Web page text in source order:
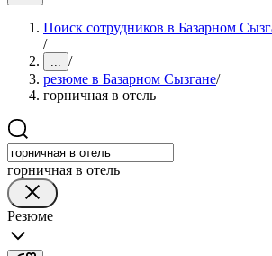
Поиск сотрудников в Базарном
/
... /
резюме в Базарном Сызгане/
горничная в отель
горничная в отель
Резюме